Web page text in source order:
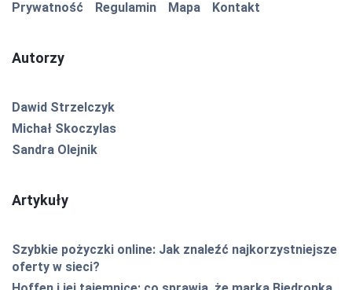
Prywatność Regulamin Mapa Kontakt
Autorzy
Dawid Strzelczyk
Michał Skoczylas
Sandra Olejnik
Artykuły
Szybkie pożyczki online: Jak znaleźć najkorzystniejsze
oferty w sieci?